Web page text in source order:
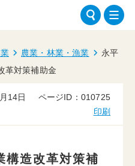
農業・林業・漁業
永平
革対策補助金
14日
ページID：010725
印刷
構造改革対策補